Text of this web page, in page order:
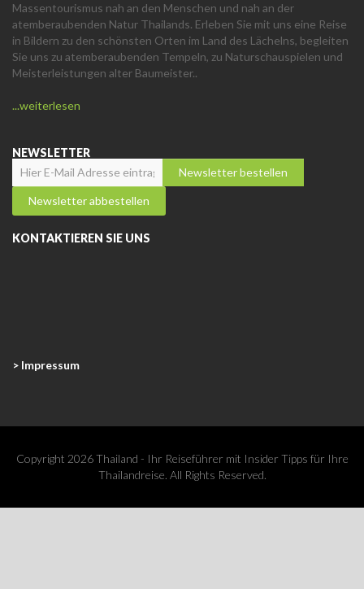
Massentourismus nah an den Menschen und nah an der
atemberaubenden Natur Thailands. Erleben Sie mit uns eine Reise
in Bildern zu den schönsten Orten im Land des Lächelns, begleiten
Sie uns zu atemberaubenden Tempeln, zu Naturschauspielen und
Meisterleistungen alter Baumeister..
...weiterlesen
NEWSLETTER
KONTAKTIEREN SIE UNS
> Impressum
Copyright 2026 Thailand - Ihr Reiseführer mit Insider Tipps für Ihre
Thailandreise. All Rights Reserved.